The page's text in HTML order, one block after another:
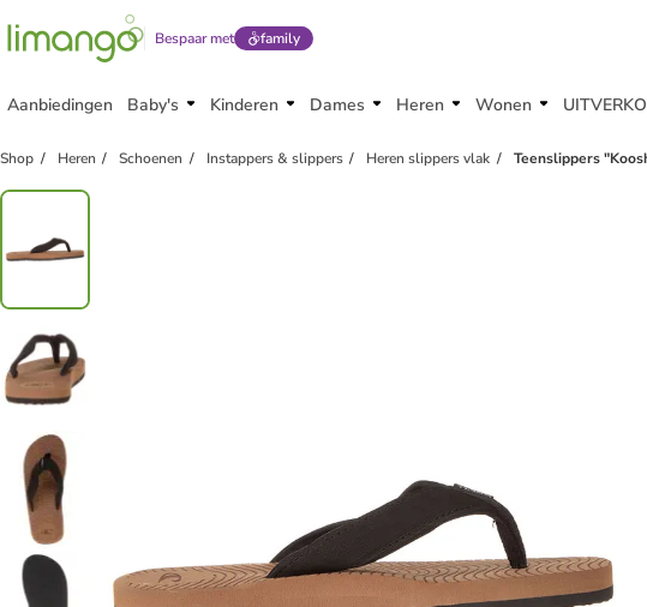
Bespaar met family
Aanbiedingen Baby's Kinderen Dames Heren Wonen
Shop Heren Schoenen Instappers & slippers Heren slippers vlak Teenslippers
family korting